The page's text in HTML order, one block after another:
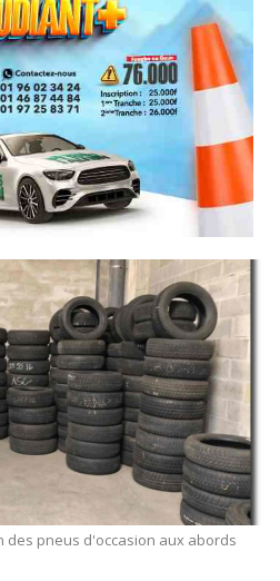
des pneus d'occasion aux abords